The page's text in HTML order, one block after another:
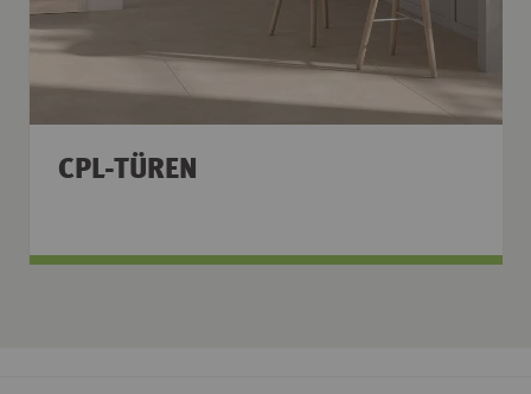
CPL-TÜREN